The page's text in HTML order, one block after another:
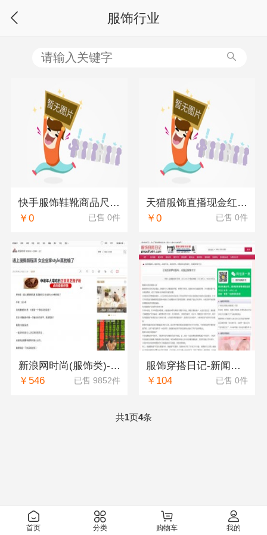
服饰行业
快手服饰鞋靴商品尺码信息规范
￥0
已售 0件
天猫服饰直播现金红包雨商家指南
￥0
已售 0件
新浪网时尚(服饰类)-新闻稿软文发布多少钱
￥546
已售 9852件
服饰穿搭日记-新闻稿软文发布多少钱
￥104
已售 0件
共1页4条
首页 分类 购物车 我的